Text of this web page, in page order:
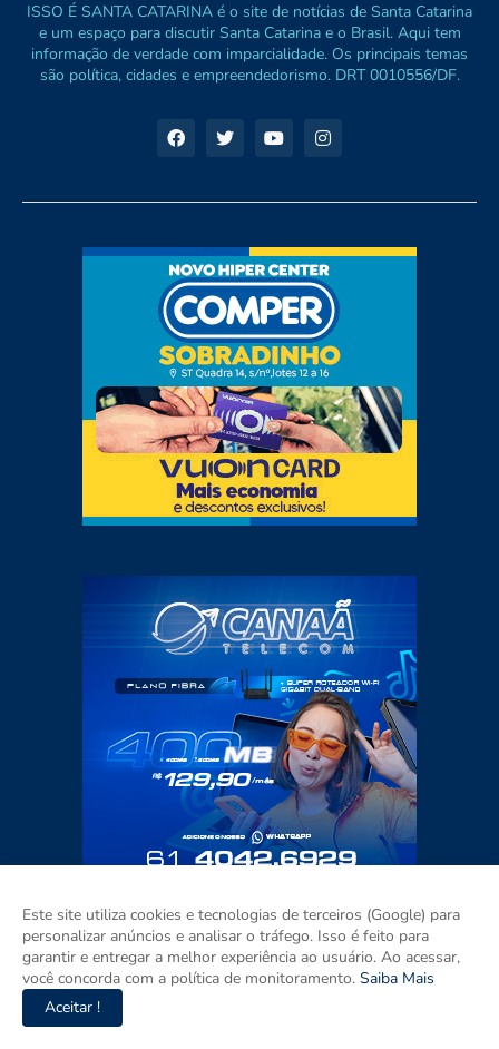
ISSO É SANTA CATARINA é o site de notícias de Santa Catarina
e um espaço para discutir Santa Catarina e o Brasil. Aqui tem
informação de verdade com imparcialidade. Os principais temas
são política, cidades e empreendedorismo. DRT 0010556/DF.
Este site utiliza cookies e tecnologias de terceiros (Google) para
personalizar anúncios e analisar o tráfego. Isso é feito para
garantir e entregar a melhor experiência ao usuário. Ao acessar,
você concorda com a política de monitoramento. Saiba Mais
Aceitar !